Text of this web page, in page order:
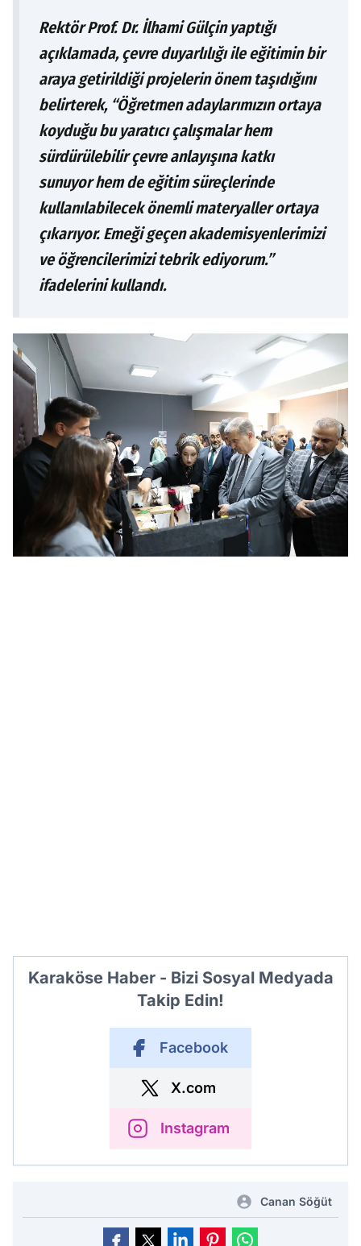
Rektör Prof. Dr. İlhami Gülçin yaptığı
açıklamada, çevre duyarlılığı ile eğitimin bir
araya getirildiği projelerin önem taşıdığını
belirterek, “Öğretmen adaylarımızın ortaya
koyduğu bu yaratıcı çalışmalar hem
sürdürülebilir çevre anlayışına katkı
sunuyor hem de eğitim süreçlerinde
kullanılabilecek önemli materyaller ortaya
çıkarıyor. Emeği geçen akademisyenlerimizi
ve öğrencilerimizi tebrik ediyorum.”
ifadelerini kullandı.
Karaköse Haber - Bizi Sosyal Medyada
Takip Edin!
Facebook
X.com
Instagram
Canan Söğüt